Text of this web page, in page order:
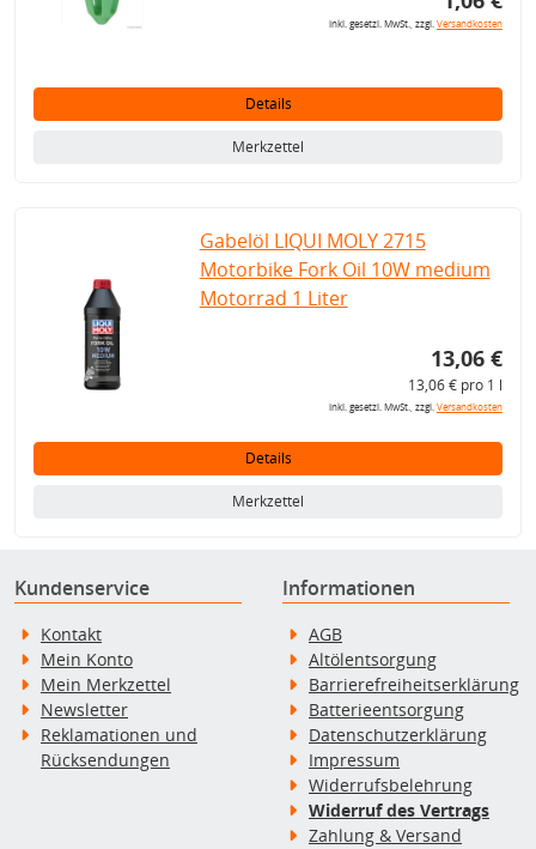
inkl. gesetzl. MwSt., zzgl.Versandkosten
Details
Merkzettel
Gabelöl LIQUI MOLY 2715
Motorbike Fork Oil 10W medium
Motorrad 1 Liter
13,06 €
13,06 € pro 1 l
inkl. gesetzl. MwSt., zzgl.Versandkosten
Details
Merkzettel
Kundenservice
Kontakt
Mein Konto
Mein Merkzettel
Newsletter
Reklamationen und
Rücksendungen
Informationen
AGB
Altölentsorgung
Barrierefreiheitserklärung
Batterieentsorgung
Datenschutzerklärung
Impressum
Widerrufsbelehrung
Widerruf des Vertrags
Zahlung & Versand